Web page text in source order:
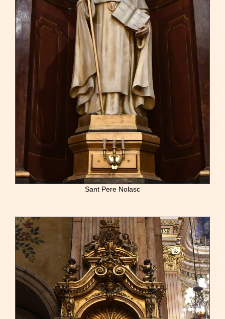
Sant Pere Nolasc